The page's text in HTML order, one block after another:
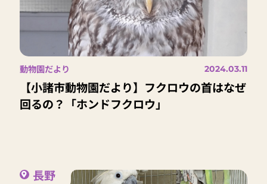
動物園だより 2024.03.11
【小諸市動物園だより】フクロウの首はなぜ
回るの？「ホンドフクロウ」
長野